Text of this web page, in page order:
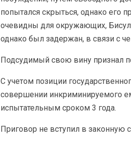
попытался скрыться, однако его
очевидны для окружающих,
однако был задержан, в связи с
Подсудимый свою вину признал
С учетом позиции
совершении инкриминируемого
испытательным сроком 3 года.
Приговор не вступил в законную